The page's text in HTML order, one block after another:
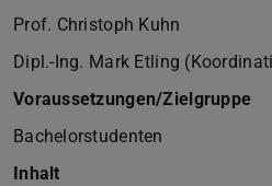
Prof. Christoph Kuhn
Dipl.-Ing. Mark Etling
Voraussetzungen/Zielgruppe
Bachelorstudenten
Inhalt